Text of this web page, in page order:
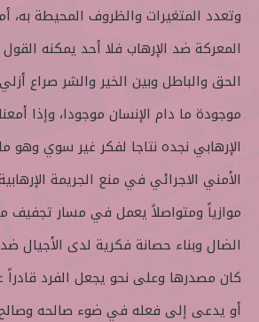
وتعدد المتغيرات والظروف المحيطة به،
المعركة ضد الإرهاب فلا أحد يمكنه
الحق والباطل وبين الخير والشر صراع
موجودة ما دام الإنسان موجودا، وإذا
الإرهابي نجده نتاجا لفكر غير سوي وهو
الأمني الاجرائي في منع الجريمة
موازياً ومتواصلاً يعمل في مسار تجفيف
الضال وبناء حصانة فكرية لدى الأجيال ضد
كان مصدرها وعلى نحو يجعل الفرد قادراً
أو يدعى إلى فعله في ضوء صالحه